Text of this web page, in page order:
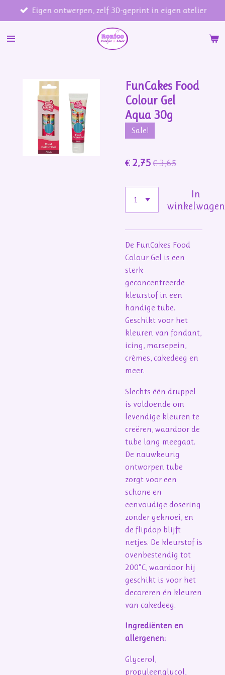
direct
naar
Eigen ontwerpen, zelf 3D-geprint in eigen atelier
FunCakes Food
Colour Gel
Aqua 30g
Sale!
€ 2,75€ 3,65
In
winkelwagen
De FunCakes Food
Colour Gel is een
sterk
geconcentreerde
kleurstof in een
handige tube.
Geschikt voor het
kleuren van fondant,
icing, marsepein,
crèmes, cakedeeg en
meer.
Slechts één druppel
is voldoende om
levendige kleuren te
creëren, waardoor de
tube lang meegaat.
De nauwkeurig
ontworpen tube
zorgt voor een
schone en
eenvoudige dosering
zonder geknoei, en
de flipdop blijft
netjes. De kleurstof is
ovenbestendig tot
200°C, waardoor hij
geschikt is voor het
decoreren én kleuren
van cakedeeg.
Ingrediënten en
allergenen:
Glycerol,
propyleenglycol,